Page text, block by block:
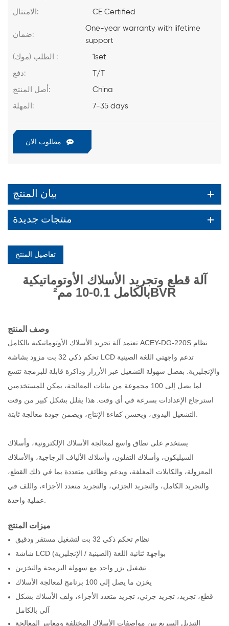
الامتثال: CE Certified
ضمان:
One-year warranty with lifetime
support
الطلب (موك) : 1set
دفع: T/T
أصل المنتج: China
المهلة: 7-35 days
مطلوب الان
بيان المنتج
منتجات جديدة
تفاصيل المنتج
آلة قطع وتجريد الأسلاك الأوتوماتيكية
بالكامل 0.1-10 مم²BVR
وصف المنتج
تعتمد آلة تجريد الأسلاك الأوتوماتيكية بالكامل ACEY-DG-220S نظام
تحكم ذكي 32 بت مزود بشاشة LCD تدعم واجهتي اللغة الصينية
والإنجليزية. بفضل سهولة التشغيل عبر الأزرار وذاكرة قابلة للبرمجة تتسع
لما يصل إلى 100 مجموعة من بيانات المعالجة، يمكن للمستخدمين
استرجاع الإعدادات بسرعة في أي وقت. هذا يقلل بشكل كبير من وقت
يستخدم على نطاق واسع لمعالجة الأسلاك الإلكترونية، وأسلاك
السيليكون، وأسلاك التفلون، وأسلاك الألياف الزجاجية، والأسلاك
المعزولة، والكابلات المغلفة، ويدعم وظائف متعددة بما في ذلك القطع،
والتجريد الكامل، والتجريد الجزئي، والتجريد متعدد الأجزاء، واللف في
ميزات المنتج
نظام تحكم ذكي 32 بت لتشغيل مستقر ودقيق
شاشة LCD بواجهة ثنائية اللغة (الصينية / الإنجليزية)
تشغيل بزر واحد مع سهولة البرمجة والتخزين
يخزن ما يصل إلى 100 برنامج لمعالجة الأسلاك
قطع، تجريد، تجريد جزئي، تجريد متعدد الأجزاء، ولف الأسلاك بشكل
آلي بالكامل
التبديل السريع بين مواصفات الأسلاك المختلفة ومعايير المعالجة